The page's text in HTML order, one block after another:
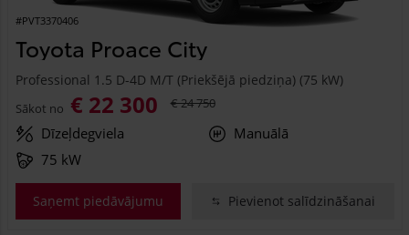
#PVT3370406
Toyota Proace City
Professional 1.5 D-4D M/T (Priekšējā piedziņa) (75 kW)
Sākot no € 22 300 € 24 750
Dīzeļdegviela
Manuālā
75 kW
Saņemt piedāvājumu Pievienot salīdzināšanai